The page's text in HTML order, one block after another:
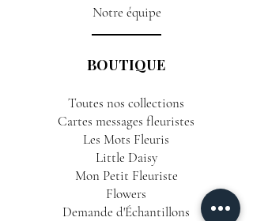
Notre équipe
BOUTIQUE
Toutes nos collections
Cartes messages fleuristes
Les Mots Fleuris
Little Daisy
Mon Petit Fleuriste
Flowers
Demande d'Échantillons